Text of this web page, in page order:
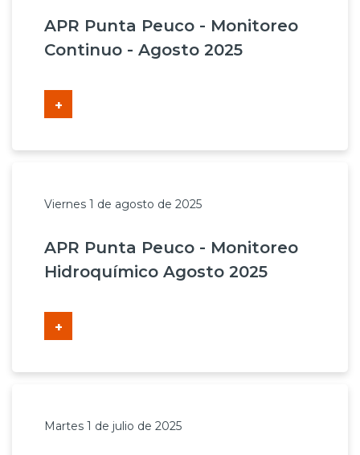
APR Punta Peuco - Monitoreo
Continuo - Agosto 2025
+
Viernes 1 de agosto de 2025
APR Punta Peuco - Monitoreo
Hidroquímico Agosto 2025
+
Martes 1 de julio de 2025